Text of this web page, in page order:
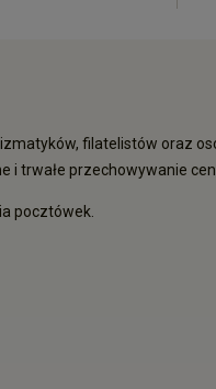
filatelistów oraz
i trwałe przechowywanie
pocztówek.